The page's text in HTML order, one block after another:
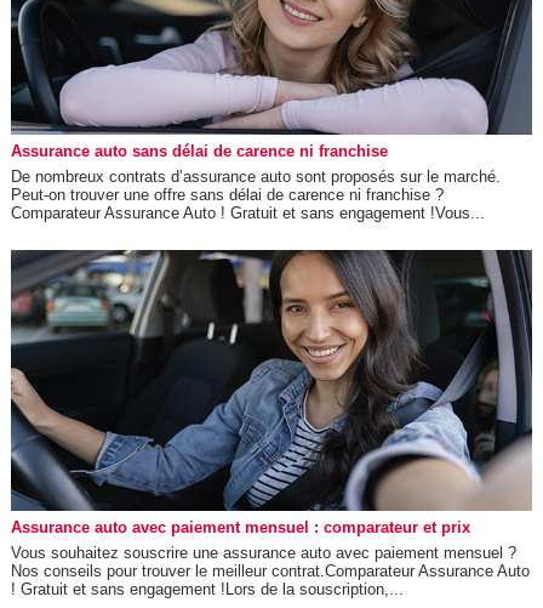
Assurance auto sans délai de carence ni franchise
De nombreux contrats d’assurance auto sont proposés sur le marché.
Peut-on trouver une offre sans délai de carence ni franchise ?
Comparateur Assurance Auto ! Gratuit et sans engagement !Vous...
Assurance auto avec paiement mensuel : comparateur et prix
Vous souhaitez souscrire une assurance auto avec paiement mensuel ?
Nos conseils pour trouver le meilleur contrat.Comparateur Assurance Auto
! Gratuit et sans engagement !Lors de la souscription,...